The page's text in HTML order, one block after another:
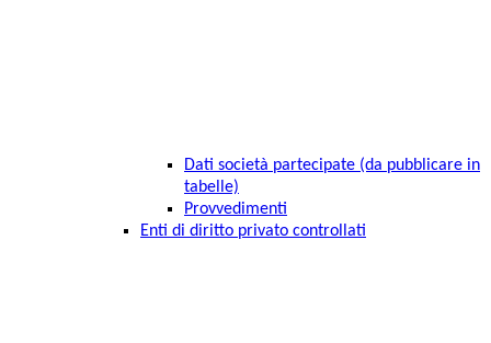
Dati società partecipate (da pubblicare in
tabelle)
Provvedimenti
Enti di diritto privato controllati